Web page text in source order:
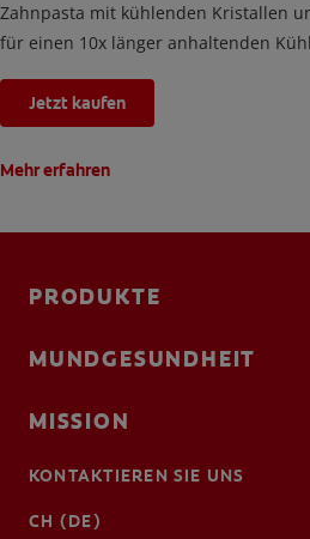
Zahnpasta mit kühlenden Kristallen
für einen 10x länger anhaltenden
Jetzt kaufen
Mehr erfahren
PRODUKTE
MUNDGESUNDHEIT
MISSION
KONTAKTIEREN SIE UNS
CH (DE)